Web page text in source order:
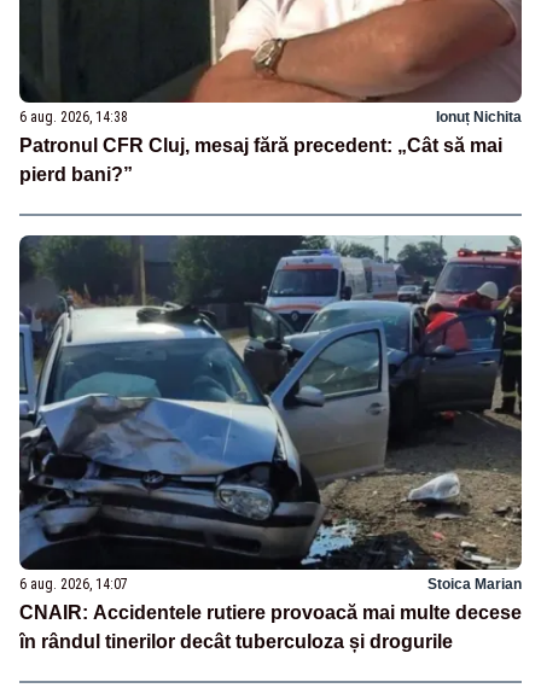
6 aug. 2026, 14:38 Ionuț Nichita
Patronul CFR Cluj, mesaj fără precedent: „Cât să mai
pierd bani?”
6 aug. 2026, 14:07 Stoica Marian
CNAIR: Accidentele rutiere provoacă mai multe decese
în rândul tinerilor decât tuberculoza și drogurile